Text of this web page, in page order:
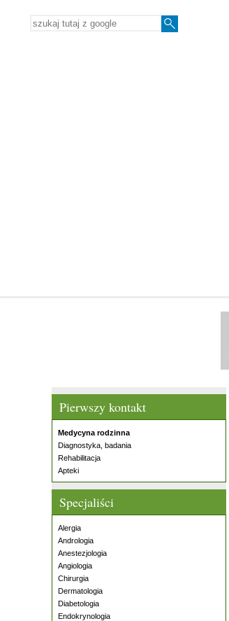
Pierwszy kontakt
Medycyna rodzinna
Diagnostyka, badania
Rehabilitacja
Apteki
Specjaliści
Alergia
Andrologia
Anestezjologia
Angiologia
Chirurgia
Dermatologia
Diabetologia
Endokrynologia